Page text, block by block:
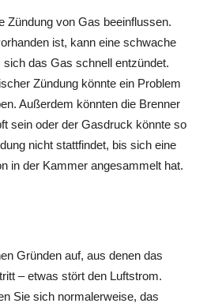
Zündung von Gas beeinflussen.
ist, kann eine schwache
das Gas schnell entzündet.
Zündung könnte ein Problem
Außerdem könnten die Brenner
sein oder der Gasdruck könnte so
nicht stattfindet, bis sich eine
in der Kammer angesammelt hat.
Gründen auf, aus denen das
– etwas stört den Luftstrom.
Sie sich normalerweise, das